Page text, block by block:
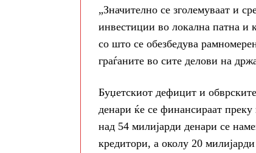
„Значително се зголемуваат и
инвестиции во локална патна и
со што се обезбедува
граѓаните во сите делови на
Буџетскиот дефицит и
денари ќе се финансираат
над 54 милијарди денари се
кредитори, а околу 20